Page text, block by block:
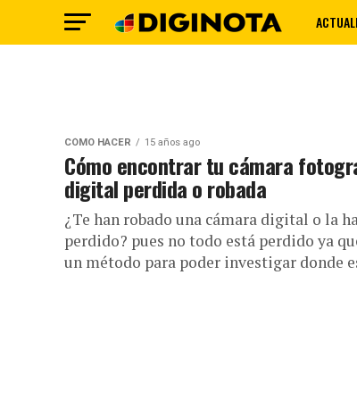
CÓMO HACER 15 años ago
Cómo encontrar tu cámara
digital perdida o robada
¿Te han robado una cámara digital o la
perdido? pues no todo está perdido ya
un método para poder investigar donde